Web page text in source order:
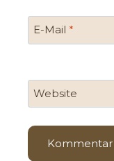
E-Mail *
Website